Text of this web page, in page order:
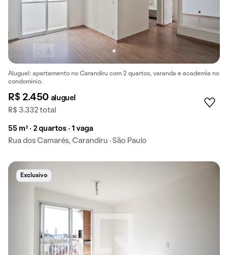
Aluguel: apartamento no Carandiru com 2 quartos, varanda e academia no
condomínio.
R$ 2.450 aluguel
R$ 3.332 total
55 m² · 2 quartos · 1 vaga
Rua dos Camarés, Carandiru · São Paulo
Exclusivo